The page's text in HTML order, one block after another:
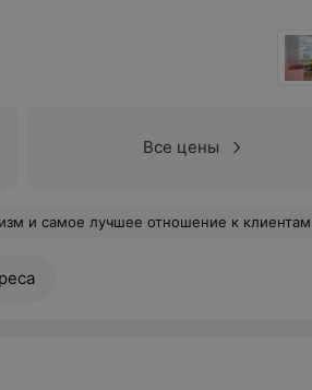
Все цены
и самое лучшее отношение к клиентам